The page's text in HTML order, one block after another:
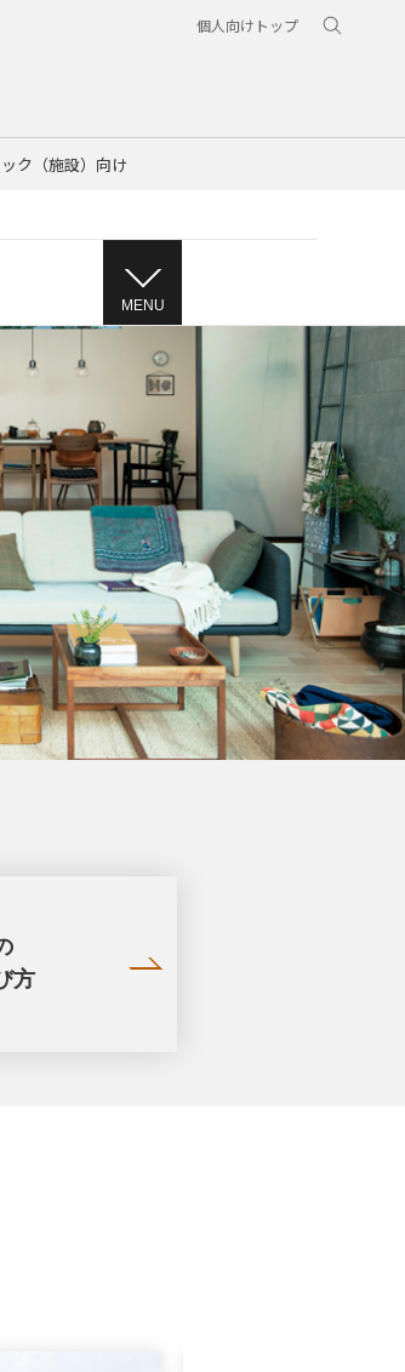
個人向けトップ
ク（施設）向け
MENU
方